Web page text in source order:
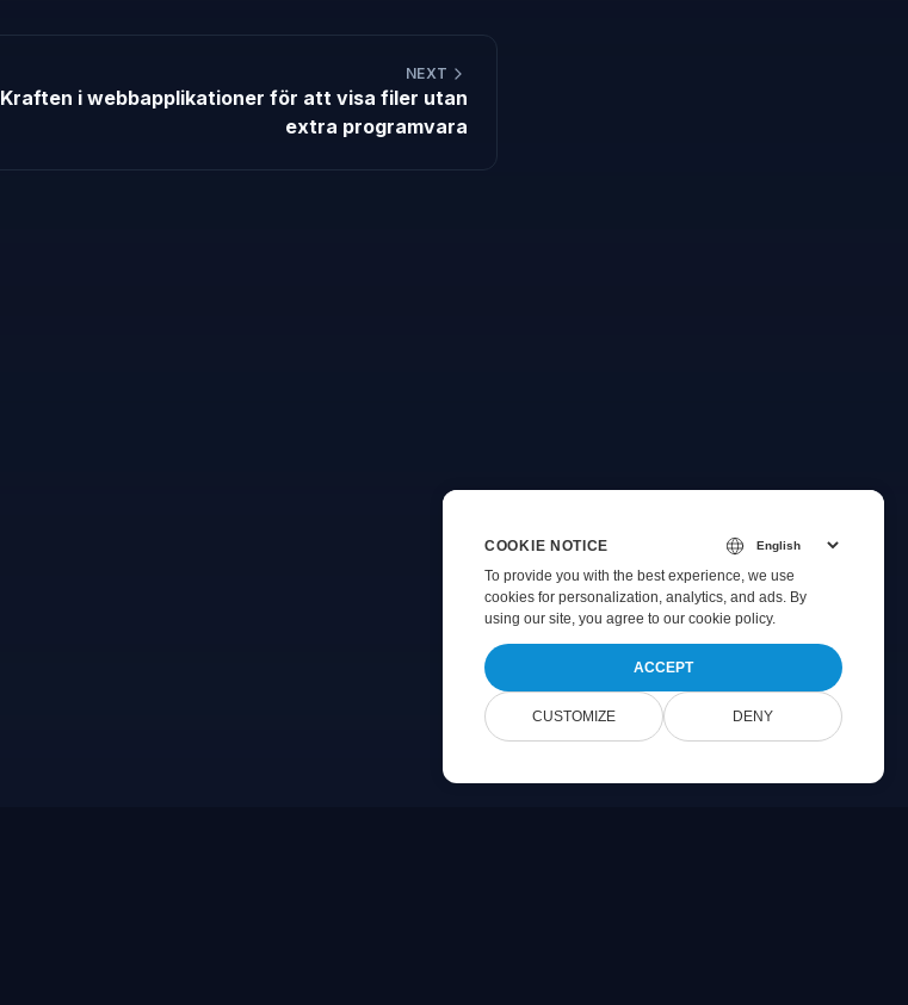
NEXT
Kraften i webbapplikationer för att visa filer utan
extra programvara
COOKIE NOTICE
To provide you with the best experience, we use
cookies for personalization, analytics, and ads. By
using our site, you agree to our cookie policy.
ACCEPT
CUSTOMIZE DENY